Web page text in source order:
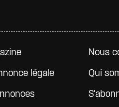
légale
Nous
Qui